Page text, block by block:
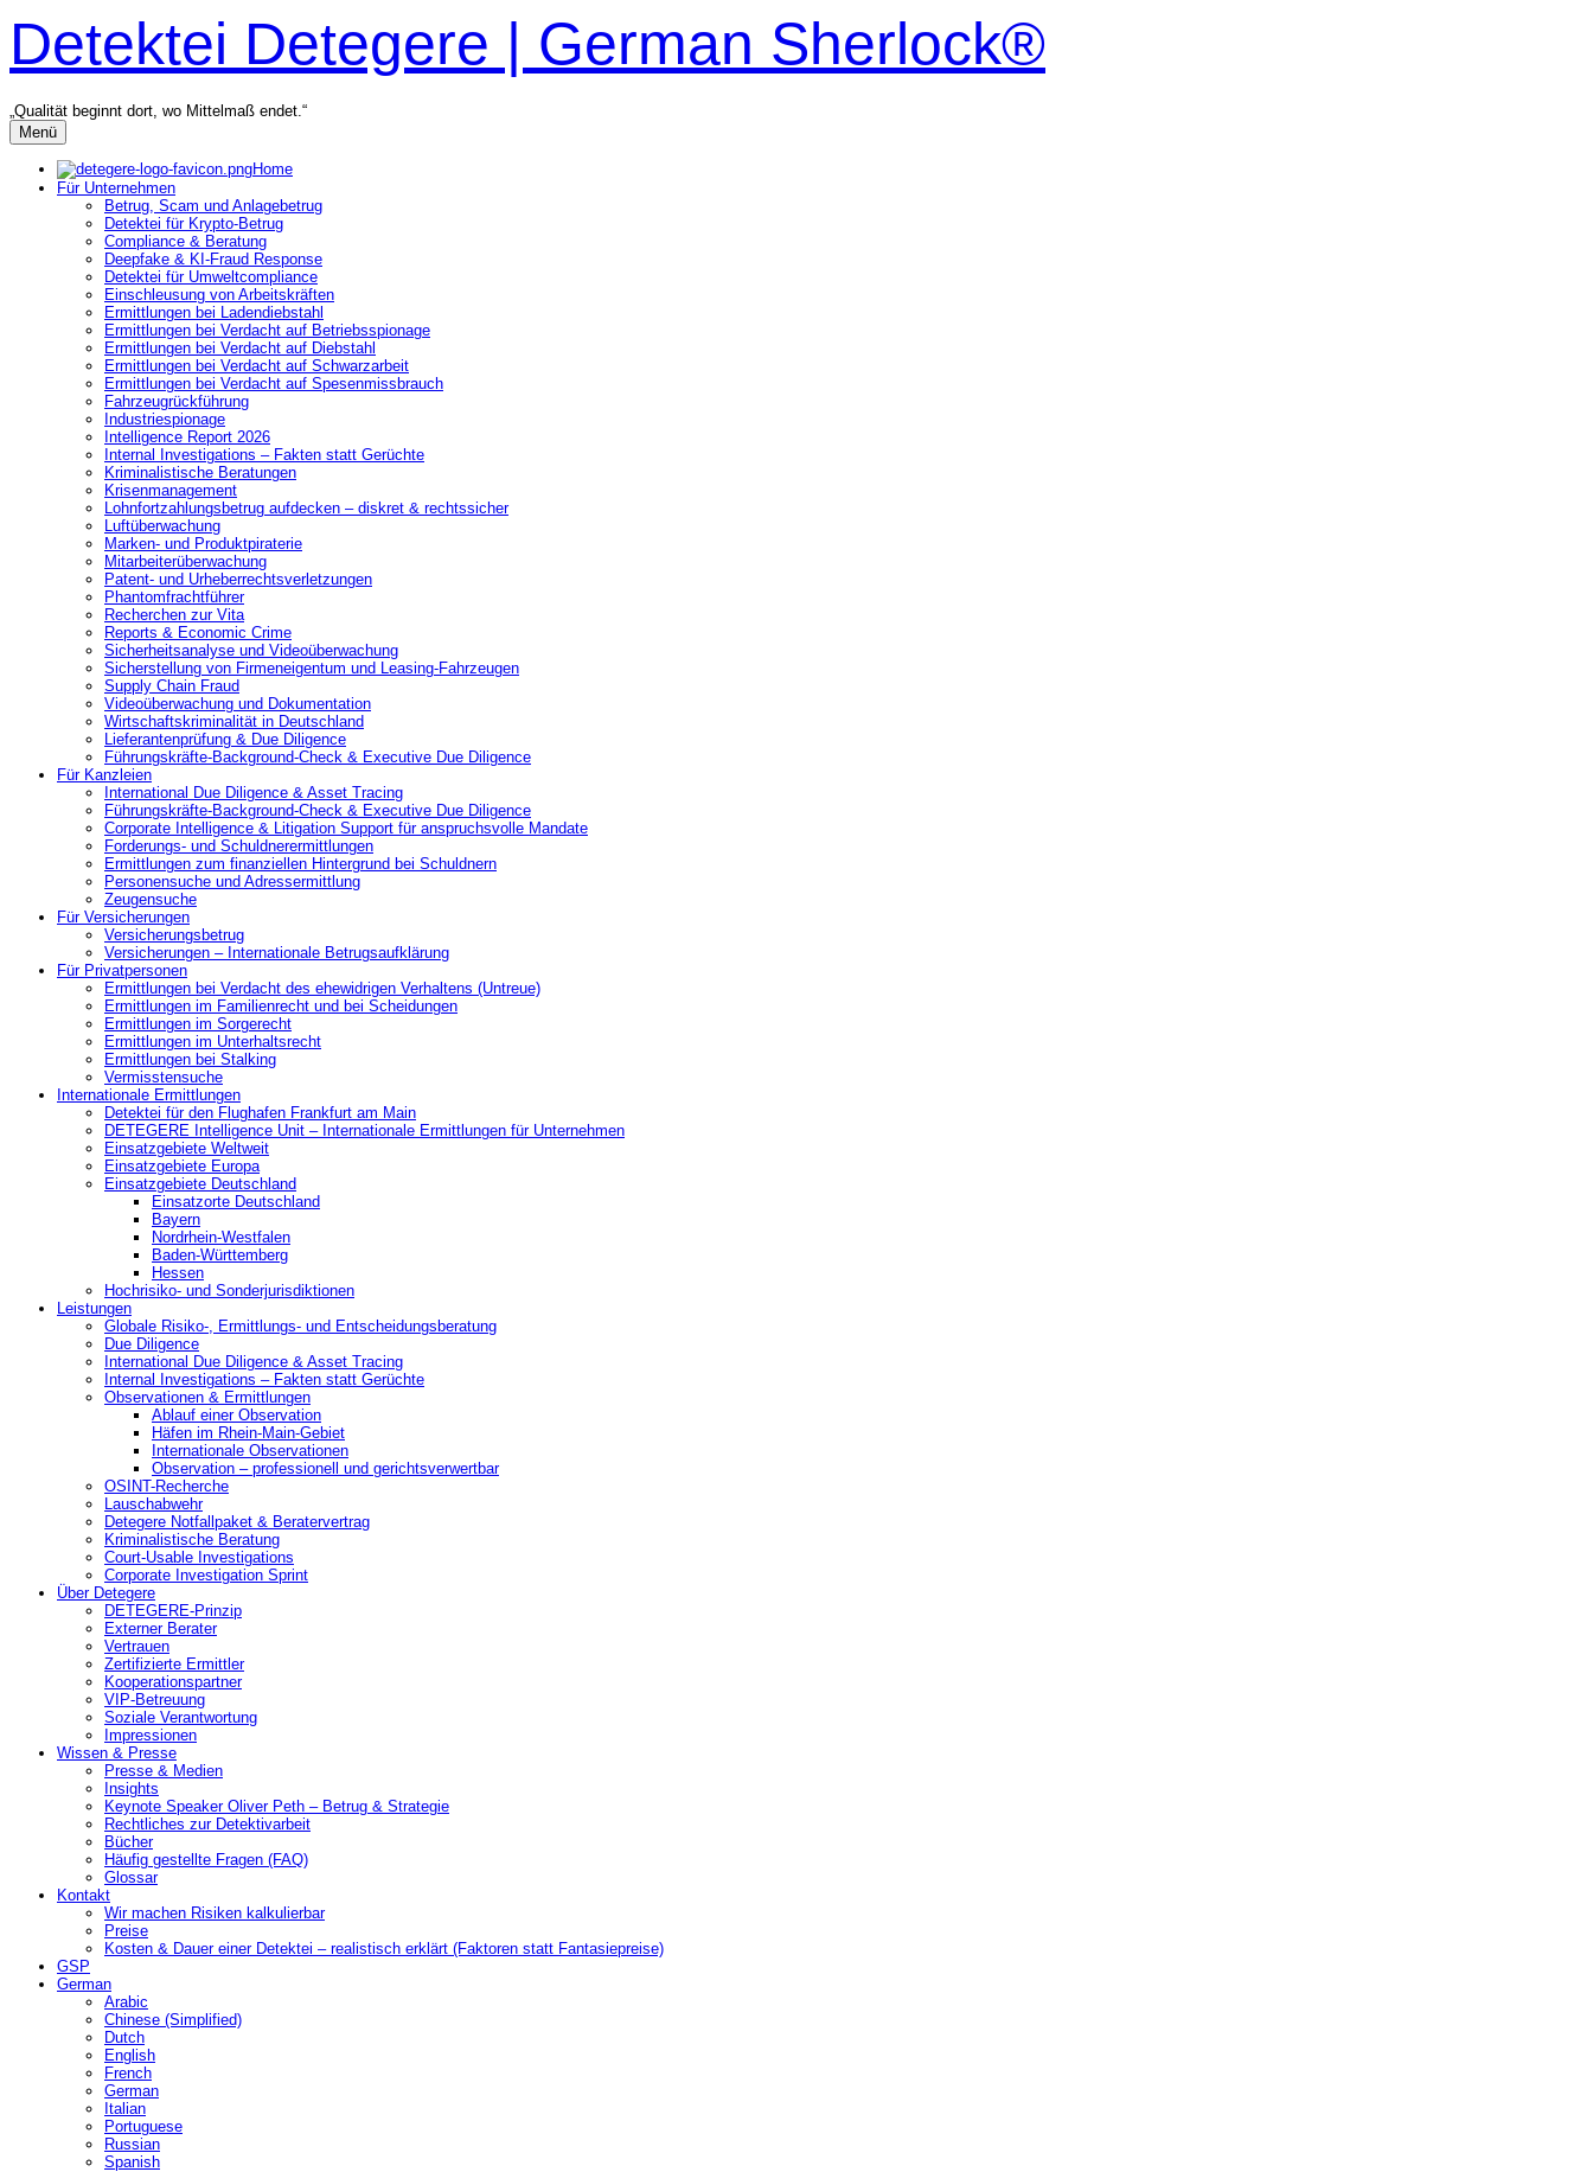
Inhalt
überspringen
Detektei Detegere | German Sherlock®
„Qualität beginnt dort, wo Mittelmaß endet.“
Menü
Home
Für Unternehmen
Betrug, Scam und Anlagebetrug
Detektei für Krypto-Betrug
Compliance & Beratung
Deepfake & KI-Fraud Response
Detektei für Umweltcompliance
Einschleusung von Arbeitskräften
Ermittlungen bei Ladendiebstahl
Ermittlungen bei Verdacht auf Betriebsspionage
Ermittlungen bei Verdacht auf Diebstahl
Ermittlungen bei Verdacht auf Schwarzarbeit
Ermittlungen bei Verdacht auf Spesenmissbrauch
Fahrzeugrückführung
Industriespionage
Intelligence Report 2026
Internal Investigations – Fakten statt Gerüchte
Kriminalistische Beratungen
Krisenmanagement
Lohnfortzahlungsbetrug aufdecken – diskret & rechtssicher
Luftüberwachung
Marken- und Produktpiraterie
Mitarbeiterüberwachung
Patent- und Urheberrechtsverletzungen
Phantomfrachtführer
Recherchen zur Vita
Reports & Economic Crime
Sicherheitsanalyse und Videoüberwachung
Sicherstellung von Firmeneigentum und Leasing-Fahrzeugen
Supply Chain Fraud
Videoüberwachung und Dokumentation
Wirtschaftskriminalität in Deutschland
Lieferantenprüfung & Due Diligence
Führungskräfte-Background-Check & Executive Due Diligence
Für Kanzleien
International Due Diligence & Asset Tracing
Führungskräfte-Background-Check & Executive Due Diligence
Corporate Intelligence & Litigation Support für anspruchsvolle Mandate
Forderungs- und Schuldnerermittlungen
Ermittlungen zum finanziellen Hintergrund bei Schuldnern
Personensuche und Adressermittlung
Zeugensuche
Für Versicherungen
Versicherungsbetrug
Versicherungen – Internationale Betrugsaufklärung
Für Privatpersonen
Ermittlungen bei Verdacht des ehewidrigen Verhaltens (Untreue)
Ermittlungen im Familienrecht und bei Scheidungen
Ermittlungen im Sorgerecht
Ermittlungen im Unterhaltsrecht
Ermittlungen bei Stalking
Vermisstensuche
Internationale Ermittlungen
Detektei für den Flughafen Frankfurt am Main
DETEGERE Intelligence Unit – Internationale Ermittlungen für Unternehmen
Einsatzgebiete Weltweit
Einsatzgebiete Europa
Einsatzgebiete Deutschland
Einsatzorte Deutschland
Bayern
Nordrhein-Westfalen
Baden-Württemberg
Hessen
Hochrisiko- und Sonderjurisdiktionen
Leistungen
Globale Risiko-, Ermittlungs- und Entscheidungsberatung
Due Diligence
International Due Diligence & Asset Tracing
Internal Investigations – Fakten statt Gerüchte
Observationen & Ermittlungen
Ablauf einer Observation
Häfen im Rhein-Main-Gebiet
Internationale Observationen
Observation – professionell und gerichtsverwertbar
OSINT-Recherche
Lauschabwehr
Detegere Notfallpaket & Beratervertrag
Kriminalistische Beratung
Court-Usable Investigations
Corporate Investigation Sprint
Über Detegere
DETEGERE-Prinzip
Externer Berater
Vertrauen
Zertifizierte Ermittler
Kooperationspartner
VIP-Betreuung
Soziale Verantwortung
Impressionen
Wissen & Presse
Presse & Medien
Insights
Keynote Speaker Oliver Peth – Betrug & Strategie
Rechtliches zur Detektivarbeit
Bücher
Häufig gestellte Fragen (FAQ)
Glossar
Kontakt
Wir machen Risiken kalkulierbar
Preise
Kosten & Dauer einer Detektei – realistisch erklärt (Faktoren statt Fantasiepreise)
GSP
German
Arabic
Chinese (Simplified)
Dutch
English
French
German
Italian
Portuguese
Russian
Spanish